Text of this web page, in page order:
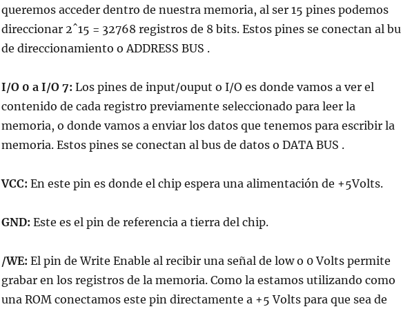
queremos acceder dentro de nuestra memoria, al ser 15 pines podemos
direccionar 2ˆ15 = 32768 registros de 8 bits. Estos pines se conectan al
de direccionamiento o ADDRESS BUS .
I/O 0 a I/O 7: Los pines de input/ouput o I/O es donde vamos a ver el
contenido de cada registro previamente seleccionado para leer la
memoria, o donde vamos a enviar los datos que tenemos para escribir la
memoria. Estos pines se conectan al bus de datos o DATA BUS .
VCC: En este pin es donde el chip espera una alimentación de +5Volts.
GND: Este es el pin de referencia a tierra del chip.
/WE: El pin de Write Enable al recibir una señal de low o 0 Volts permite
grabar en los registros de la memoria. Como la estamos utilizando como
una ROM conectamos este pin directamente a +5 Volts para que sea de